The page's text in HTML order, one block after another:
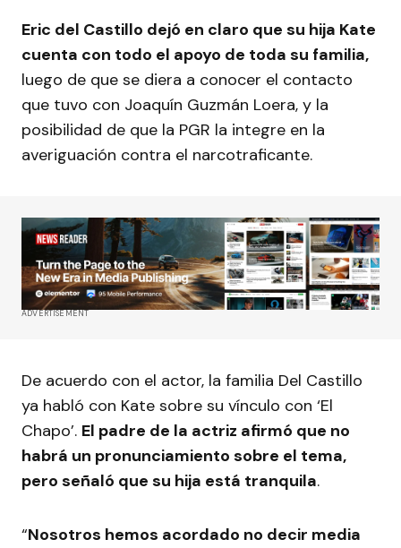
Eric del Castillo dejó en claro que su hija Kate
cuenta con todo el apoyo de toda su familia,
luego de que se diera a conocer el contacto
que tuvo con Joaquín Guzmán Loera, y la
posibilidad de que la PGR la integre en la
averiguación contra el narcotraficante.
ADVERTISEMENT
De acuerdo con el actor, la familia Del Castillo
ya habló con Kate sobre su vínculo con ‘El
Chapo’. El padre de la actriz afirmó que no
habrá un pronunciamiento sobre el tema,
pero señaló que su hija está tranquila.
“Nosotros hemos acordado no decir media